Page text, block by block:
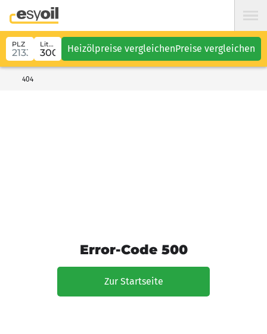
PLZ Liter Heizölpreise vergleichenPreise vergleichen
404
Error-Code 500
Zur Startseite